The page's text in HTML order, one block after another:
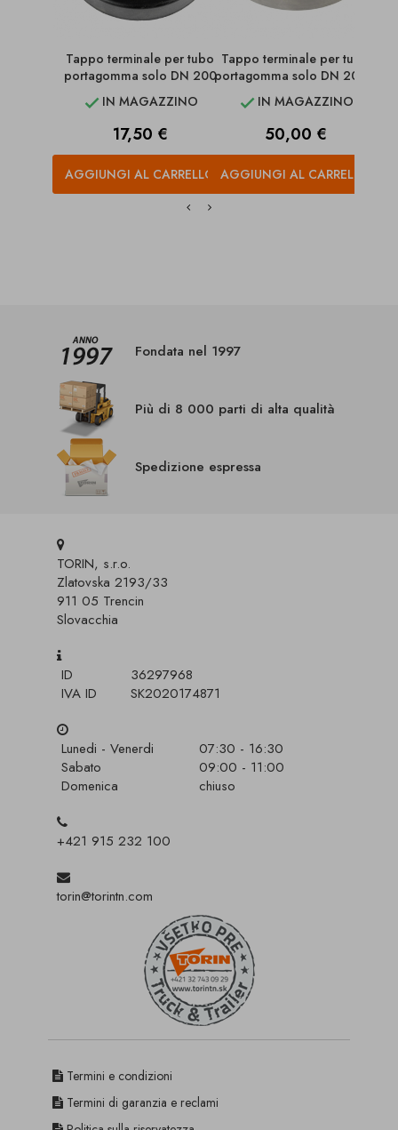
Tappo terminale per tubo
portagomma solo DN 200
 IN MAGAZZINO
Prezzo
17,50 €
AGGIUNGI AL CARRELLO
Tappo terminale per tubo
portagomma solo DN 200...
 IN MAGAZZINO
Prezzo
50,00 €
AGGIUNGI AL CARRELLO
Fondata nel 1997
Più di 8 000 parti di alta qualità
Spedizione espressa
TORIN, s.r.o.
Zlatovska 2193/33
911 05 Trencin
Slovacchia
ID
36297968
IVA ID
SK2020174871
Lunedi - Venerdi
07:30 - 16:30
Sabato
09:00 - 11:00
Domenica
chiuso
+421 915 232 100
torin@torintn.com
Termini e condizioni
Termini di garanzia e reclami